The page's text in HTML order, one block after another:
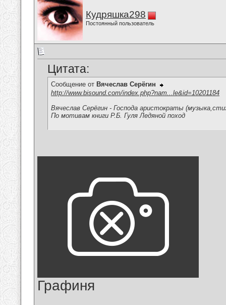
Кудряшка298
Постоянный пользователь
Цитата:
Сообщение от Вячеслав Серёгин
http://www.bisound.com/index.php?nam...le&id=10201184
Вячеслав Серёгин - Господа аристократы
По мотивам книги Р.Б. Гуля Ледяной поход
Графиня